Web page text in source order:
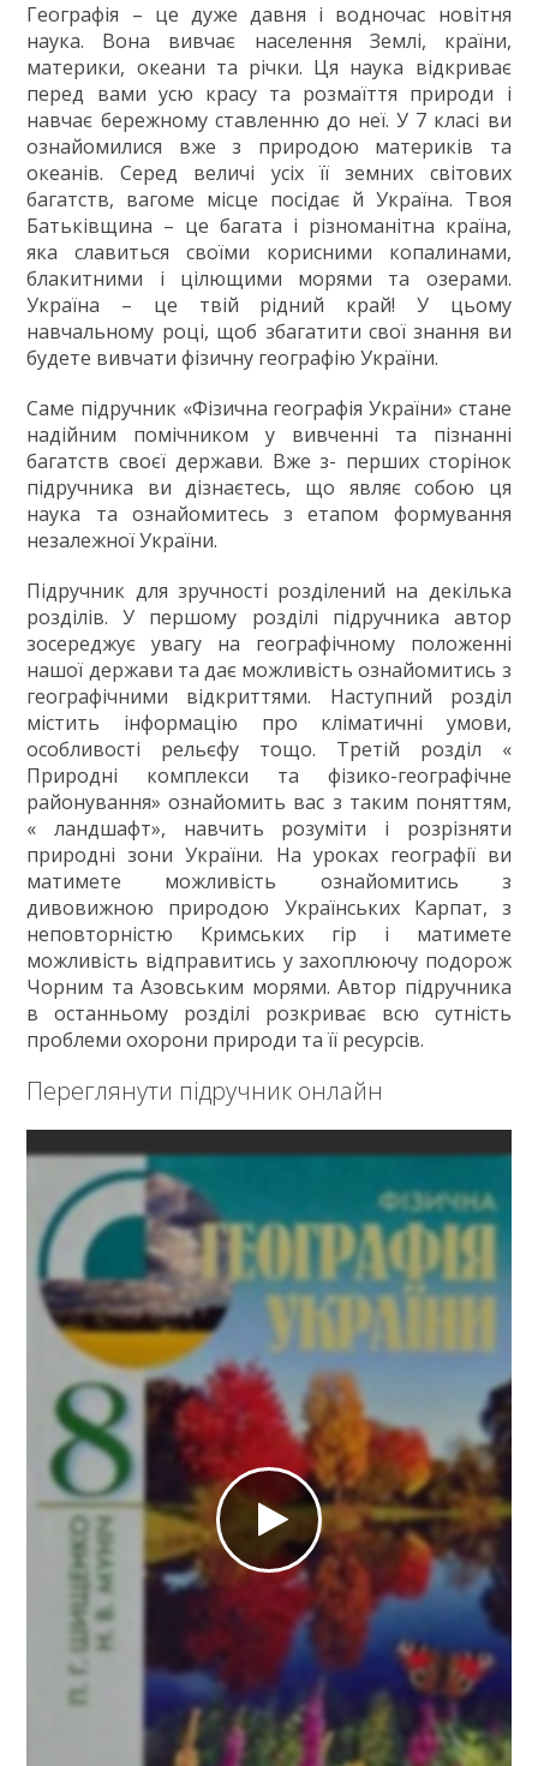
Французька мова
Хімія
9 клас
10 клас
11 клас
ГДЗ
Статті
Зв'язок
Політика
Географія – це дуже давня і водночас новітня
наука. Вона вивчає населення Землі, країни,
материки, океани та річки. Ця наука відкриває
перед вами усю красу та розмаїття природи і
навчає бережному ставленню до неї. У 7 класі ви
ознайомилися вже з природою материків та
океанів. Серед величі усіх її земних світових
багатств, вагоме місце посідає й Україна. Твоя
Батьківщина – це багата і різноманітна країна,
яка славиться своїми корисними копалинами,
блакитними і цілющими морями та озерами.
Україна – це твій рідний край! У цьому
навчальному році, щоб збагатити свої знання ви
будете вивчати фізичну географію України.
Саме підручник «Фізична географія України» стане
надійним помічником у вивченні та пізнанні
багатств своєї держави. Вже з- перших сторінок
підручника ви дізнаєтесь, що являє собою ця
наука та ознайомитесь з етапом формування
незалежної України.
Підручник для зручності розділений на декілька
розділів. У першому розділі підручника автор
зосереджує увагу на географічному положенні
нашої держави та дає можливість ознайомитись з
географічними відкриттями. Наступний розділ
містить інформацію про кліматичні умови,
особливості рельєфу тощо. Третій розділ «
Природні комплекси та фізико-географічне
районування» ознайомить вас з таким поняттям,
« ландшафт», навчить розуміти і розрізняти
природні зони України. На уроках географії ви
матимете можливість ознайомитись з
дивовижною природою Українських Карпат, з
неповторністю Кримських гір і матимете
можливість відправитись у захоплюючу подорож
Чорним та Азовським морями. Автор підручника
в останньому розділі розкриває всю сутність
проблеми охорони природи та її ресурсів.
Переглянути підручник онлайн